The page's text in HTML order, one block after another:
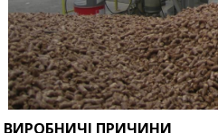
ВИРОБНИЧІ ПРИЧИНИ